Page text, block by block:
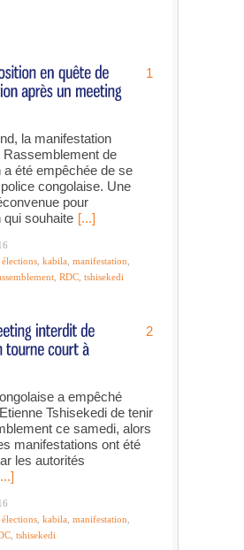
1
la manifestation
Rassemblement de
a été empêchée de se
congolaise. Une
pour
qui souhaite [...]
élections, kabila, manifestation,
, RDC, tshisekedi
2
a empêché
Tshisekedi de tenir
ce samedi, alors
manifestations ont été
les autorités
élections, kabila, manifestation,
, tshisekedi